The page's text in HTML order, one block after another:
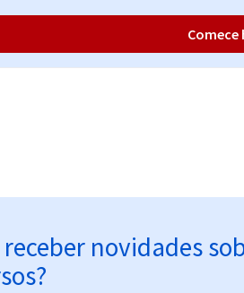
Comece
receber novidades